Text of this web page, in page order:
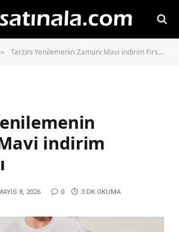
» Tarzını Yenilemenin Zamanı Mavi indirim Fırsatları
indirim
8, 2026 0 3 DK OKUMA